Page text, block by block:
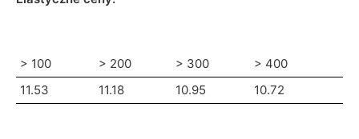
> 100 > 200 > 300
> 400
11.53
11.18 10.95 10.72